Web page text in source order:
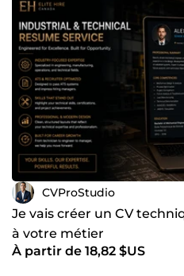
CVProStudio
Je vais créer un CV
à votre métier
À partir de 18,82 $US